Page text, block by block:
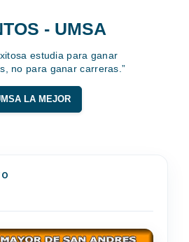
- UMSA
estudia para ganar
no para ganar carreras.”
LA MEJOR